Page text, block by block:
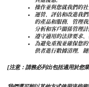
操作並與您就我們的
運營、評估和改進我
的產品和服務，管理
分析和客戶關係管理
遵守適用的法律要求
為避免重複並確保您
供者進行數據清理，
[注意：請務必列出包括適用於您